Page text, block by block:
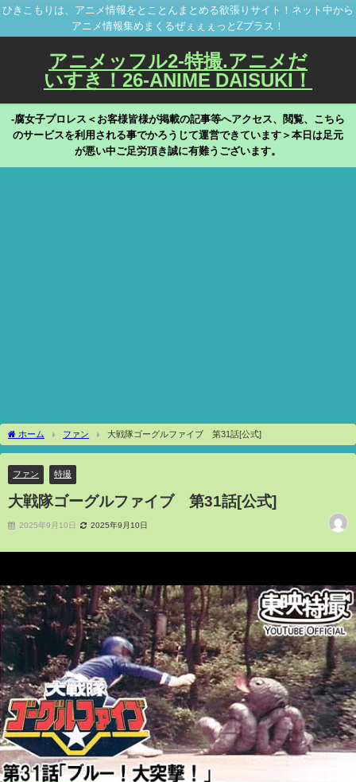
ひきこもりは、アニメ情報をとことんまとめる欲張りサイト！ネット中から
アニメ情報集めまくるぜぇぇぇっとZプラス！
アニメッフル2-特撮.アニメだ
いすき！26-ANIME DAISUKI！
-腐女子プロレス＜お客様皆様が掲載の記事等へアクセス、閲覧、こちら
のサービスを利用される事でかろうじて運営できています＞本日は足元
が悪い中ご足労頂き誠に有難うございます。
ホーム ファン 大戦隊ゴーグルファイブ 第31話[公式]
ファン 特撮
大戦隊ゴーグルファイブ 第31話[公式]
2025年9月10日 2025年9月10日